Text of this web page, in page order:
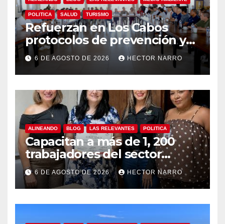
POLITICA SALUD TURISMO
Refuerzan en Los Cabos
protocolos de prevención y
rescate en playas ante oleaje
y temporada de ciclones
6 DE AGOSTO DE 2026 HECTOR NARRO
ALINEANDO BLOG LAS RELEVANTES POLITICA
Capacitan a más de 1, 200
trabajadores del sector
hotelero en derechos
humanos y respeto laboral
en Los Cabos
6 DE AGOSTO DE 2026 HECTOR NARRO